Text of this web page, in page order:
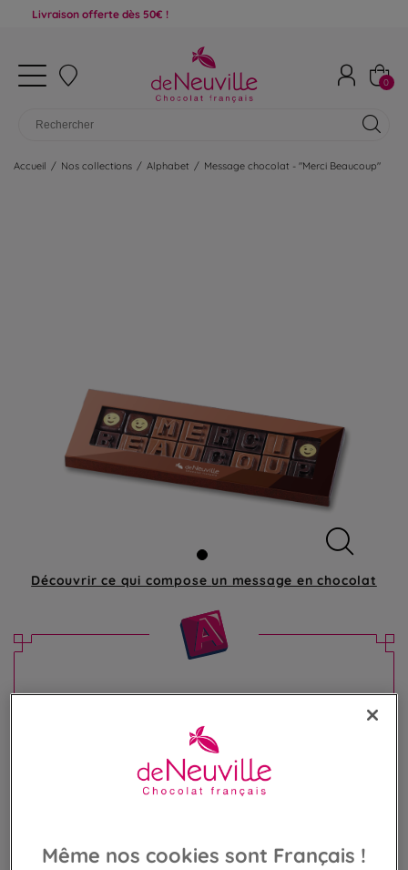
offerte dès 50€ !
0
Accueil / Nos collections / Alphabet / Message chocolat - "Merci Beaucoup"
Découvrir ce qui compose un message en chocolat
Message chocolat - "Merci Beaucoup"
Offrez un message unique et gourmand
14,90 €
Poids 80g (186,25 €/kg)
Même nos cookies sont Français !